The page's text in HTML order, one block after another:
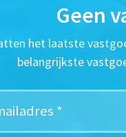
Geen
het laatste
belangrijkste